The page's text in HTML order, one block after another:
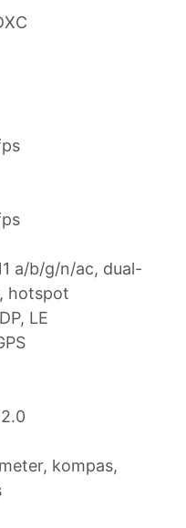
a/b/g/n/ac, dual-
hotspot
LE
kompas,